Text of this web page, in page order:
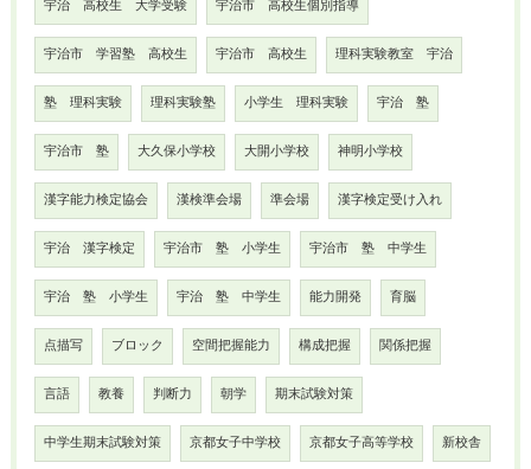
宇治 高校生 大学受験 宇治市 高校生個別指導
宇治市 学習塾 高校生 宇治市 高校生 理科実験教室 宇治
塾 理科実験 理科実験塾 小学生 理科実験 宇治 塾
宇治市 塾 大久保小学校 大開小学校 神明小学校
漢字能力検定協会 漢検準会場 準会場 漢字検定受け入れ
宇治 漢字検定 宇治市 塾 小学生 宇治市 塾 中学生
宇治 塾 小学生 宇治 塾 中学生 能力開発 育脳
点描写 ブロック 空間把握能力 構成把握 関係把握
言語 教養 判断力 朝学 期末試験対策
中学生期末試験対策 京都女子中学校 京都女子高等学校 新校舎